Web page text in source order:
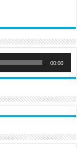
00:00